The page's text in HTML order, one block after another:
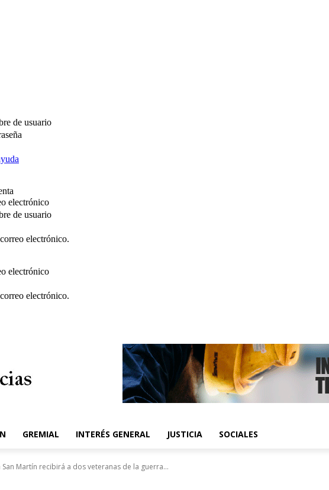
de usuario
electrónico
de usuario
electrónico.
electrónico
electrónico.
GREMIAL INTERÉS GENERAL JUSTICIA SOCIALES
San Martín recibirá a dos veteranas de la guerra...